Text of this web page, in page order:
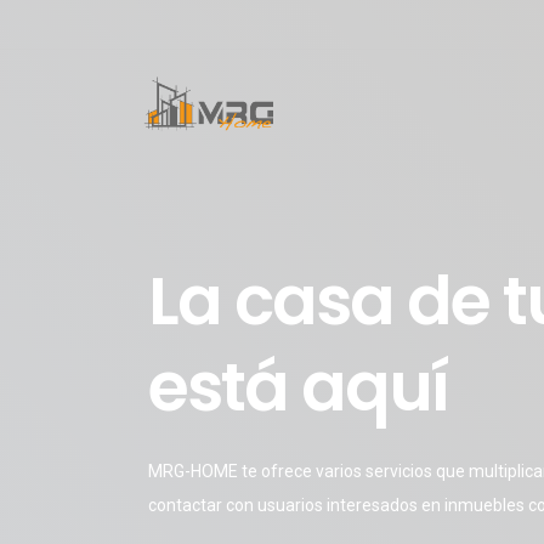
La casa de
está aquí
MRG-HOME te ofrece varios servicios que
contactar con usuarios interesados en inmuebles